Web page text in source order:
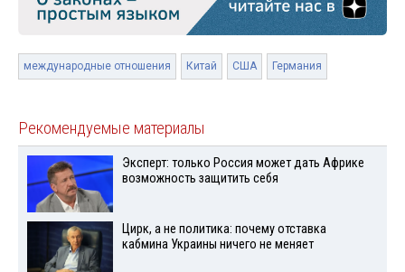
международные отношения Китай США Германия
Рекомендуемые материалы
Эксперт: только Россия может дать Африке
возможность защитить себя
Цирк, а не политика: почему отставка
кабмина Украины ничего не меняет